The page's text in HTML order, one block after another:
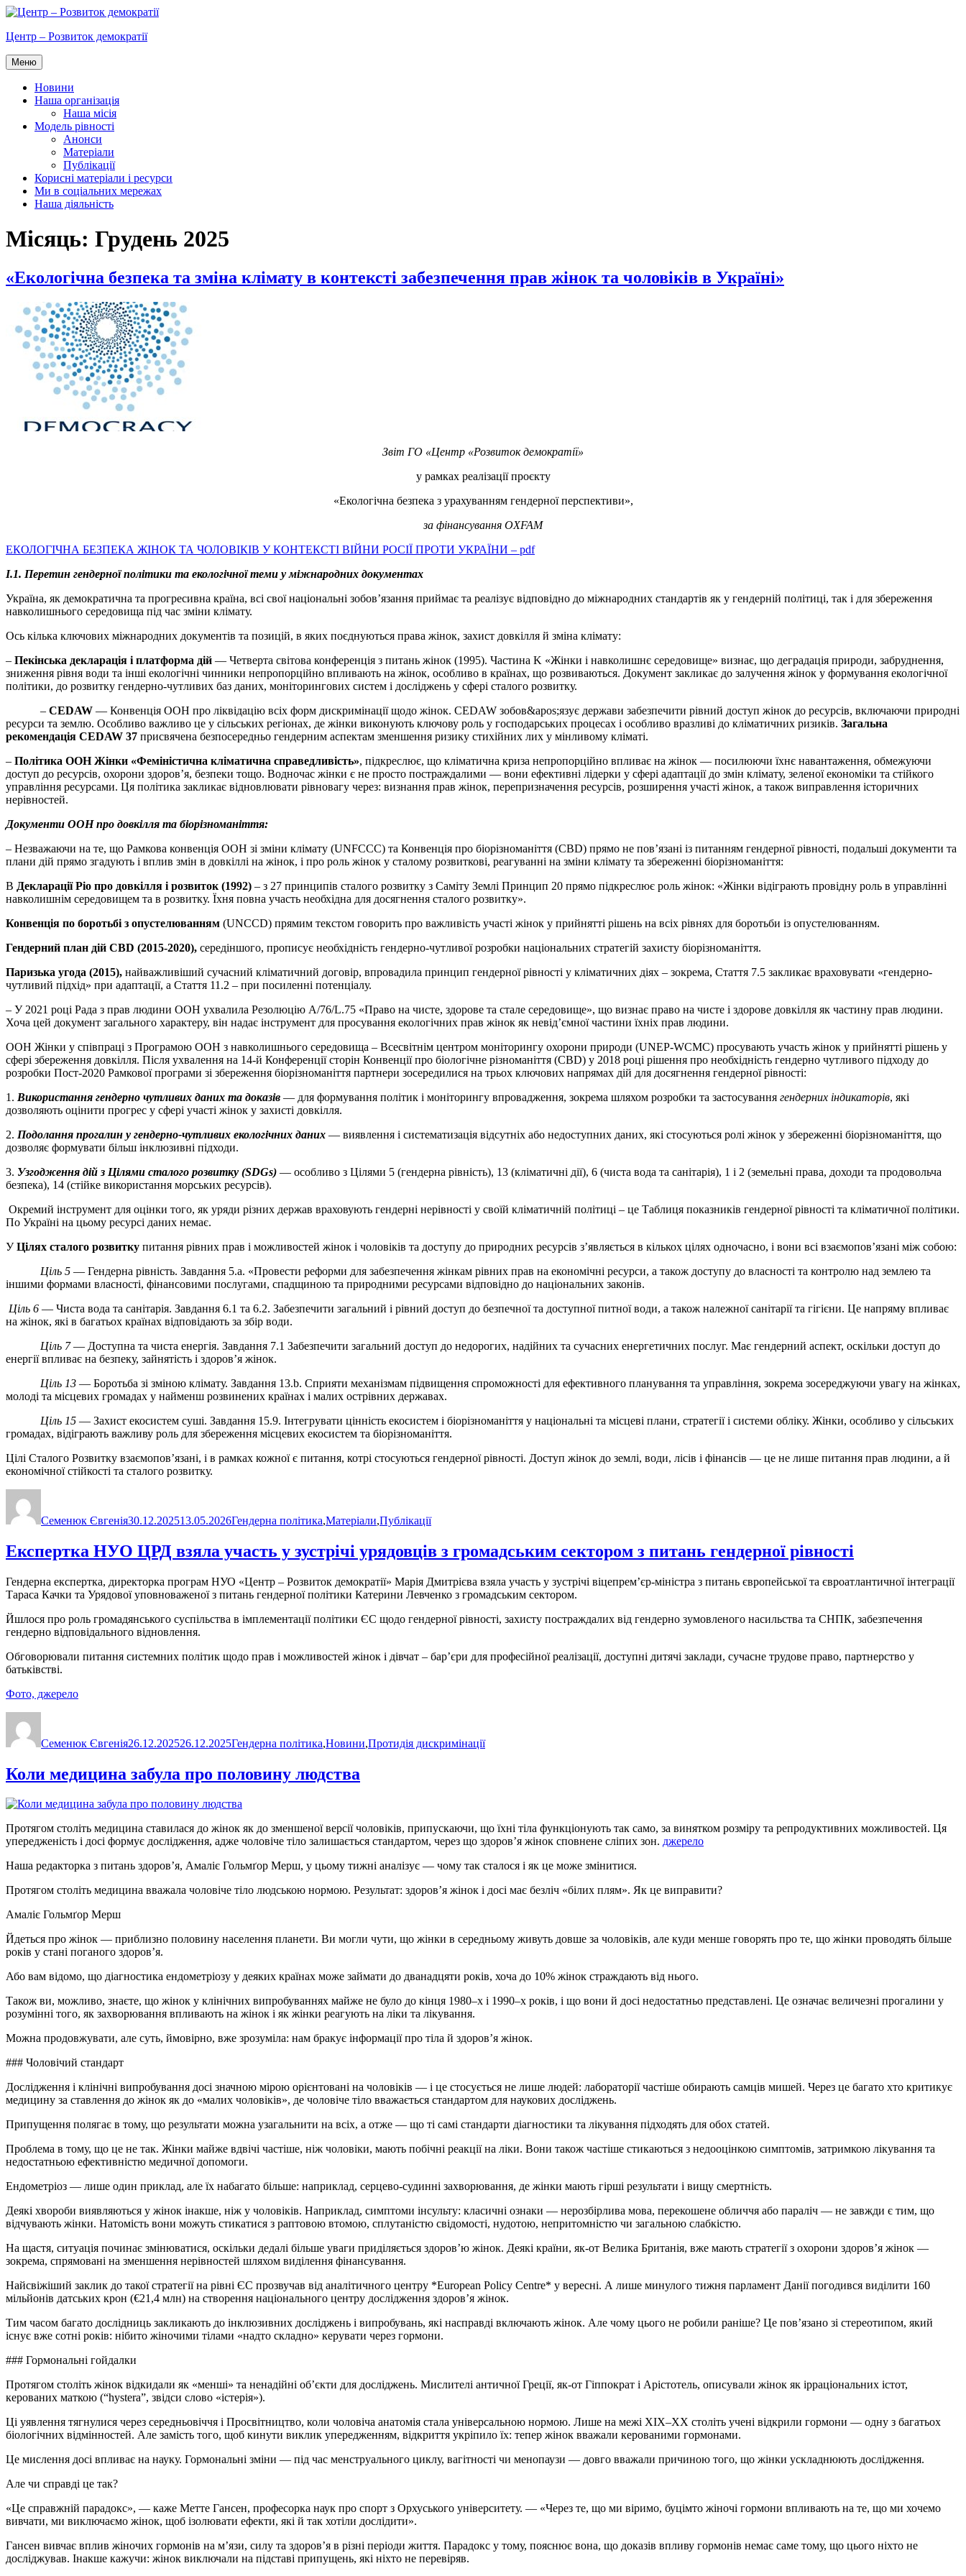
Перейти
вмісту
Центр – Розвиток демократії
Меню
Новини
Наша організація
Наша місія
Модель рівності
Анонси
Матеріали
Публікації
Корисні матеріали і ресурси
Ми в соціальних мережах
Наша діяльність
Місяць: Грудень 2025
«Екологічна безпека та зміна клімату в контексті забезпечення прав жінок та чоловіків в Україні»
Звіт ГО «Центр «Розвиток демократії»
у рамках реалізації проєкту
«Екологічна безпека з урахуванням гендерної перспективи»,
за фінансування OXFAM
ЕКОЛОГІЧНА БЕЗПЕКА ЖІНОК ТА ЧОЛОВІКІВ У КОНТЕКСТІ ВІЙНИ РОСІЇ ПРОТИ УКРАЇНИ – pdf
І.1. Перетин гендерної політики та екологічної теми у міжнародних документах
Україна, як демократична та прогресивна країна, всі свої національні зобов’язання приймає та реалізує відповідно до міжнародних стандартів як у гендерній політиці, так і для збереження
навколишнього середовища під час зміни клімату.
Ось кілька ключових міжнародних документів та позицій, в яких поєднуються права жінок, захист довкілля й зміна клімату:
– Пекінська декларація і платформа дій — Четверта світова конференція з питань жінок (1995). Частина K «Жінки і навколишнє середовище» визнає, що деградація природи, забруднення,
зниження рівня води та інші екологічні чинники непропорційно впливають на жінок, особливо в країнах, що розвиваються. Документ закликає до залучення жінок у формування екологічної
політики, до розвитку гендерно-чутливих баз даних, моніторингових систем і досліджень у сфері сталого розвитку.
– CEDAW — Конвенція ООН про ліквідацію всіх форм дискримінації щодо жінок. CEDAW зобов&apos;язує держави забезпечити рівний доступ жінок до ресурсів, включаючи природні
ресурси та землю. Особливо важливо це у сільських регіонах, де жінки виконують ключову роль у господарських процесах і особливо вразливі до кліматичних ризиків. Загальна
рекомендація CEDAW 37 присвячена безпосередньо гендерним аспектам зменшення ризику стихійних лих у мінливому кліматі.
– Політика ООН Жінки «Феміністична кліматична справедливість», підкреслює, що кліматична криза непропорційно впливає на жінок — посилюючи їхнє навантаження, обмежуючи
доступ до ресурсів, охорони здоров’я, безпеки тощо. Водночас жінки є не просто постраждалими — вони ефективні лідерки у сфері адаптації до змін клімату, зеленої економіки та стійкого
управління ресурсами. Ця політика закликає відновлювати рівновагу через: визнання прав жінок, перепризначення ресурсів, розширення участі жінок, а також виправлення історичних
нерівностей.
Документи ООН про довкілля та біорізноманіття:
– Незважаючи на те, що Рамкова конвенція ООН зі зміни клімату (UNFCCC) та Конвенція про біорізноманіття (CBD) прямо не пов’язані із питанням гендерної рівності, подальші документи та
плани дій прямо згадують і вплив змін в довкіллі на жінок, і про роль жінок у сталому розвиткові, реагуванні на зміни клімату та збереженні біорізноманіття:
В Декларації Ріо про довкілля і розвиток (1992) – з 27 принципів сталого розвитку з Саміту Землі Принцип 20 прямо підкреслює роль жінок: «Жінки відіграють провідну роль в управлінні
навколишнім середовищем та в розвитку. Їхня повна участь необхідна для досягнення сталого розвитку».
Конвенція по боротьбі з опустелюванням (UNCCD) прямим текстом говорить про важливість участі жінок у прийнятті рішень на всіх рівнях для боротьби із опустелюванням.
Гендерний план дій CBD (2015-2020), середіншого, прописує необхідність гендерно-чутливої розробки національних стратегій захисту біорізноманіття.
Паризька угода (2015), найважливіший сучасний кліматичний договір, впровадила принцип гендерної рівності у кліматичних діях – зокрема, Стаття 7.5 закликає враховувати «гендерно-
чутливий підхід» при адаптації, а Стаття 11.2 – при посиленні потенціалу.
– У 2021 році Рада з прав людини ООН ухвалила Резолюцію A/76/L.75 «Право на чисте, здорове та стале середовище», що визнає право на чисте і здорове довкілля як частину прав людини.
Хоча цей документ загального характеру, він надає інструмент для просування екологічних прав жінок як невід’ємної частини їхніх прав людини.
ООН Жінки у співпраці з Програмою ООН з навколишнього середовища – Всесвітнім центром моніторингу охорони природи (UNEP-WCMC) просувають участь жінок у прийнятті рішень у
сфері збереження довкілля. Після ухвалення на 14-й Конференції сторін Конвенції про біологічне різноманіття (CBD) у 2018 році рішення про необхідність гендерно чутливого підходу до
розробки Пост-2020 Рамкової програми зі збереження біорізноманіття партнери зосередилися на трьох ключових напрямах дій для досягнення гендерної рівності:
1. Використання гендерно чутливих даних та доказів — для формування політик і моніторингу впровадження, зокрема шляхом розробки та застосування гендерних індикаторів, які
дозволяють оцінити прогрес у сфері участі жінок у захисті довкілля.
2. Подолання прогалин у гендерно-чутливих екологічних даних — виявлення і систематизація відсутніх або недоступних даних, які стосуються ролі жінок у збереженні біорізноманіття, що
дозволяє формувати більш інклюзивні підходи.
3. Узгодження дій з Цілями сталого розвитку (SDGs) — особливо з Цілями 5 (гендерна рівність), 13 (кліматичні дії), 6 (чиста вода та санітарія), 1 і 2 (земельні права, доходи та продовольча
безпека), 14 (стійке використання морських ресурсів).
Окремий інструмент для оцінки того, як уряди різних держав враховують гендерні нерівності у своїй кліматичній політиці – це Таблиця показників гендерної рівності та кліматичної політики.
По Україні на цьому ресурсі даних немає.
УЦілях сталого розвитку питання рівних прав і можливостей жінок і чоловіків та доступу до природних ресурсів з’являється в кількох цілях одночасно, і вони всі взаємопов’язані між собою:
Ціль 5 — Гендерна рівність. Завдання 5.a. «Провести реформи для забезпечення жінкам рівних прав на економічні ресурси, а також доступу до власності та контролю над землею та
іншими формами власності, фінансовими послугами, спадщиною та природними ресурсами відповідно до національних законів.
Ціль 6 — Чиста вода та санітарія. Завдання 6.1 та 6.2. Забезпечити загальний і рівний доступ до безпечної та доступної питної води, а також належної санітарії та гігієни. Це напряму впливає
на жінок, які в багатьох країнах відповідають за збір води.
Ціль 7— Доступна та чиста енергія. Завдання 7.1 Забезпечити загальний доступ до недорогих, надійних та сучасних енергетичних послуг. Має гендерний аспект, оскільки доступ до
енергії впливає на безпеку, зайнятість і здоров’я жінок.
Ціль 13 — Боротьба зі зміною клімату. Завдання 13.b. Сприяти механізмам підвищення спроможності для ефективного планування та управління, зокрема зосереджуючи увагу на жінках,
молоді та місцевих громадах у найменш розвинених країнах і малих острівних державах.
Ціль 15 — Захист екосистем суші. Завдання 15.9. Інтегрувати цінність екосистем і біорізноманіття у національні та місцеві плани, стратегії і системи обліку. Жінки, особливо у сільських
громадах, відіграють важливу роль для збереження місцевих екосистем та біорізноманіття.
Цілі Сталого Розвитку взаємопов’язані, і в рамках кожної є питання, котрі стосуються гендерної рівності. Доступ жінок до землі, води, лісів і фінансів — це не лише питання прав людини, а й
економічної стійкості та сталого розвитку.
Семенюк Євгенія30.12.202513.05.2026Гендерна політика,Матеріали,Публікації
Експертка НУО ЦРД взяла участь у зустрічі урядовців з громадським сектором з питань гендерної рівності
Гендерна експертка, директорка програм НУО «Центр – Розвиток демократії» Марія Дмитрієва взяла участь у зустрічі віцепрем’єр-міністра з питань європейської та євроатлантичної інтеграції
Тараса Качки та Урядової уповноваженої з питань гендерної політики Катерини Левченко з громадським сектором.
Йшлося про роль громадянського суспільства в імплементації політики ЄС щодо гендерної рівності, захисту постраждалих від гендерно зумовленого насильства та СНПК, забезпечення
гендерно відповідального відновлення.
Обговорювали питання системних політик щодо прав і можливостей жінок і дівчат – бар’єри для професійної реалізації, доступні дитячі заклади, сучасне трудове право, партнерство у
батьківстві.
Фото, джерело
Семенюк Євгенія26.12.202526.12.2025Гендерна політика,Новини,Протидія дискримінації
Коли медицина забула про половину людства
Протягом століть медицина ставилася до жінок як до зменшеної версії чоловіків, припускаючи, що їхні тіла функціонують так само, за винятком розміру та репродуктивних можливостей. Ця
упередженість і досі формує дослідження, адже чоловіче тіло залишається стандартом, через що здоров’я жінок сповнене сліпих зон. джерело
Наша редакторка з питань здоров’я, Амаліє Гольмґор Мерш, у цьому тижні аналізує — чому так сталося і як це може змінитися.
Протягом століть медицина вважала чоловіче тіло людською нормою. Результат: здоров’я жінок і досі має безліч «білих плям». Як це виправити?
Амаліє Гольмґор Мерш
Йдеться про жінок — приблизно половину населення планети. Ви могли чути, що жінки в середньому живуть довше за чоловіків, але куди менше говорять про те, що жінки проводять більше
років у стані поганого здоров’я.
Або вам відомо, що діагностика ендометріозу у деяких країнах може займати до дванадцяти років, хоча до 10% жінок страждають від нього.
Також ви, можливо, знаєте, що жінок у клінічних випробуваннях майже не було до кінця 1980–х і 1990–х років, і що вони й досі недостатньо представлені. Це означає величезні прогалини у
розумінні того, як захворювання впливають на жінок і як жінки реагують на ліки та лікування.
Можна продовжувати, але суть, ймовірно, вже зрозуміла: нам бракує інформації про тіла й здоров’я жінок.
### Чоловічий стандарт
Дослідження і клінічні випробування досі значною мірою орієнтовані на чоловіків — і це стосується не лише людей: лабораторії частіше обирають самців мишей. Через це багато хто критикує
медицину за ставлення до жінок як до «малих чоловіків», де чоловіче тіло вважається стандартом для наукових досліджень.
Припущення полягає в тому, що результати можна узагальнити на всіх, а отже — що ті самі стандарти діагностики та лікування підходять для обох статей.
Проблема в тому, що це не так. Жінки майже вдвічі частіше, ніж чоловіки, мають побічні реакції на ліки. Вони також частіше стикаються з недооцінкою симптомів, затримкою лікування та
недостатньою ефективністю медичної допомоги.
Ендометріоз — лише один приклад, але їх набагато більше: наприклад, серцево-судинні захворювання, де жінки мають гірші результати і вищу смертність.
Деякі хвороби виявляються у жінок інакше, ніж у чоловіків. Наприклад, симптоми інсульту: класичні ознаки — нерозбірлива мова, перекошене обличчя або параліч — не завжди є тим, що
відчувають жінки. Натомість вони можуть стикатися з раптовою втомою, сплутаністю свідомості, нудотою, непритомністю чи загальною слабкістю.
На щастя, ситуація починає змінюватися, оскільки дедалі більше уваги приділяється здоров’ю жінок. Деякі країни, як-от Велика Британія, вже мають стратегії з охорони здоров’я жінок —
зокрема, спрямовані на зменшення нерівностей шляхом виділення фінансування.
Найсвіжіший заклик до такої стратегії на рівні ЄС прозвучав від аналітичного центру *European Policy Centre* у вересні. А лише минулого тижня парламент Данії погодився виділити 160
мільйонів датських крон (€21,4 млн) на створення національного центру дослідження здоров’я жінок.
Тим часом багато дослідниць закликають до інклюзивних досліджень і випробувань, які насправді включають жінок. Але чому цього не робили раніше? Це пов’язано зі стереотипом, який
існує вже сотні років: нібито жіночими тілами «надто складно» керувати через гормони.
### Гормональні гойдалки
Протягом століть жінок відкидали як «менші» та ненадійні об’єкти для досліджень. Мислителі античної Греції, як-от Гіппократ і Арістотель, описували жінок як ірраціональних істот,
керованих маткою (“hystera”, звідси слово «істерія»).
Ці уявлення тягнулися через середньовіччя і Просвітництво, коли чоловіча анатомія стала універсальною нормою. Лише на межі XIX–XX століть учені відкрили гормони — одну з багатьох
біологічних відмінностей. Але замість того, щоб кинути виклик упередженням, відкриття укріпило їх: тепер жінок вважали керованими гормонами.
Це мислення досі впливає на науку. Гормональні зміни — під час менструального циклу, вагітності чи менопаузи — довго вважали причиною того, що жінки ускладнюють дослідження.
Але чи справді це так?
«Це справжній парадокс», — каже Метте Гансен, професорка наук про спорт з Орхуського університету. — «Через те, що ми віримо, буцімто жіночі гормони впливають на те, що ми хочемо
вивчати, ми виключаємо жінок, щоб ізолювати ефекти, які й так хотіли дослідити».
Гансен вивчає вплив жіночих гормонів на м’язи, силу та здоров’я в різні періоди життя. Парадокс у тому, пояснює вона, що доказів впливу гормонів немає саме тому, що цього ніхто не
досліджував. Інакше кажучи: жінок виключали на підставі припущень, які ніхто не перевіряв.